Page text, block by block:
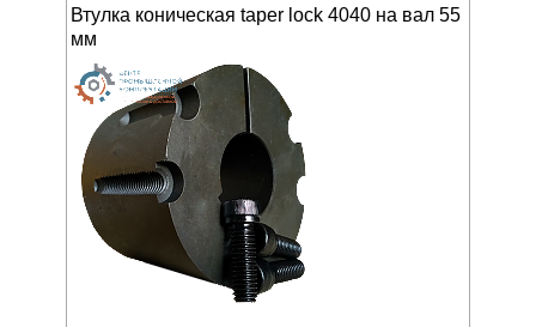
Втулка коническая taper lock 4040 на вал 55
мм